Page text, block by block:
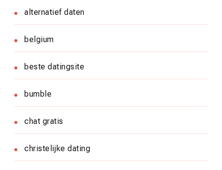
alternatief daten
belgium
beste datingsite
bumble
chat gratis
christelijke dating